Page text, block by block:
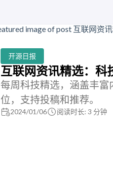
开源日报
互联网资讯精选：科
每周科技精选，涵盖丰
位，支持投稿和推荐。
2024/01/06 阅读时长: 3 分钟